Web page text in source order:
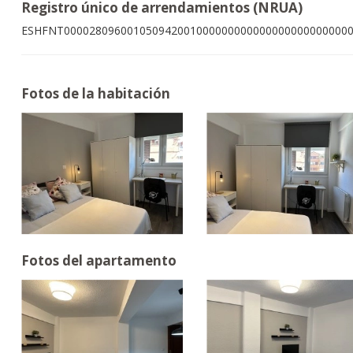
Registro único de arrendamientos (NRUA)
Fotos de la habitación
Fotos del apartamento